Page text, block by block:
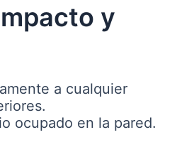
y
a cualquier
ocupado en la pared.